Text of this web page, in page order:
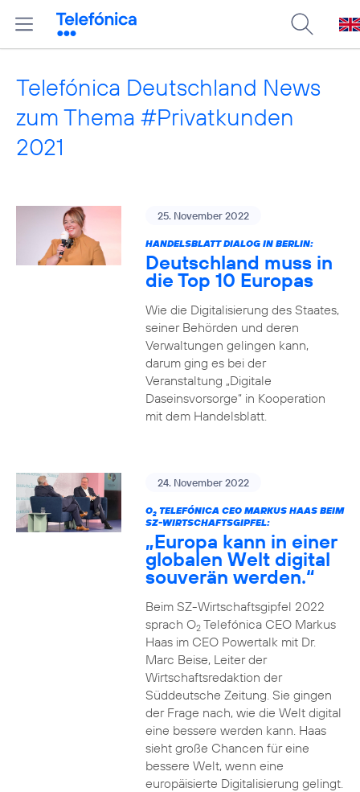
Telefónica Deutschland News
zum Thema #Privatkunden
2021
25. November 2022
HANDELSBLATT DIALOG IN BERLIN:
Deutschland muss in
die Top 10 Europas
Wie die Digitalisierung des Staates,
seiner Behörden und deren
Verwaltungen gelingen kann,
darum ging es bei der
Veranstaltung „Digitale
Daseinsvorsorge“ in Kooperation
mit dem Handelsblatt.
24. November 2022
O2TELEFÓNICA CEO MARKUS HAAS BEIM
SZ-WIRTSCHAFTSGIPFEL:
„Europa kann in einer
globalen Welt digital
souverän werden.“
Beim SZ-Wirtschaftsgipfel 2022
sprach O2Telefónica CEO Markus
Haas im CEO Powertalk mit Dr.
Marc Beise, Leiter der
Wirtschaftsredaktion der
Süddeutsche Zeitung. Sie gingen
der Frage nach, wie die Welt digital
eine bessere werden kann. Haas
sieht große Chancen für eine
bessere Welt, wenn eine
europäisierte Digitalisierung gelingt.